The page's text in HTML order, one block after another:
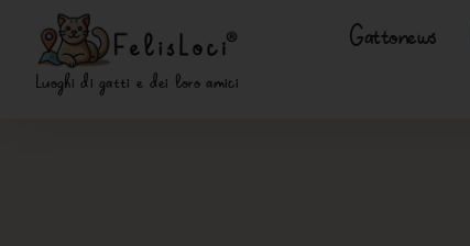
Luoghi di gatti e dei loro amici
Gattonews